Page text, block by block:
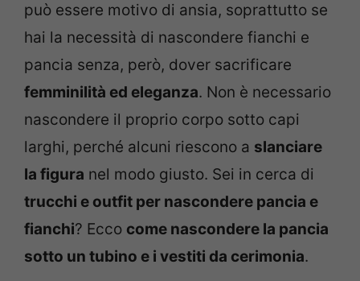
può essere motivo di ansia, soprattutto se
hai la necessità di nascondere fianchi e
pancia senza, però, dover sacrificare
femminilità ed eleganza. Non è necessario
nascondere il proprio corpo sotto capi
larghi, perché alcuni riescono a slanciare
la figura nel modo giusto. Sei in cerca di
trucchi e outfit per nascondere pancia e
fianchi? Ecco come nascondere la pancia
sotto un tubino e i vestiti da cerimonia.